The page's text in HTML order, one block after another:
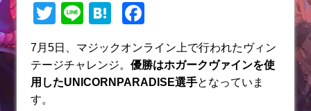
T
w
itt
er
Li
e
H
e
n
c
e
7月5日、マジックオンライン上で行われたヴィン
テージチャレンジ。 優勝はホガークヴァインを使
用したUNICORNPARADISE選手となっていま
す。